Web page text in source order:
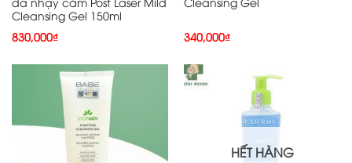
Cleansing Gel 150ml
830,000₫ 340,000₫
HẾT HÀNG